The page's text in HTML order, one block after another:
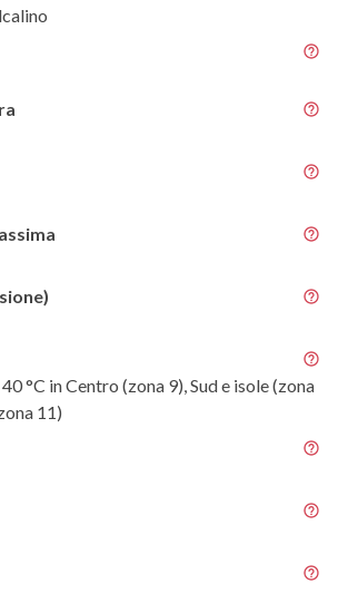
°C in Centro (zona 9), Sud e isole (zona
11)